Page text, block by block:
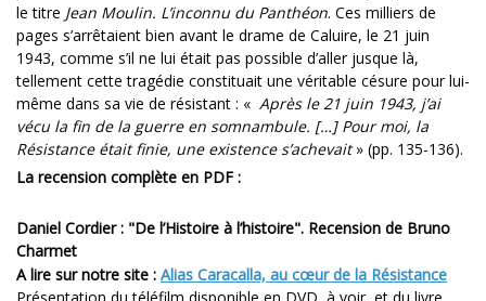
le titre Jean Moulin. L’inconnu du Panthéon. Ces milliers de
pages s’arrêtaient bien avant le drame de Caluire, le 21 juin
1943, comme s’il ne lui était pas possible d’aller jusque là,
tellement cette tragédie constituait une véritable césure pour lui-
même dans sa vie de résistant : « Après le 21 juin 1943, j’ai
vécu la fin de la guerre en somnambule. […] Pour moi, la
Résistance était finie, une existence s’achevait» (pp. 135-136).
La recension complète en PDF :
Daniel Cordier : "De l’Histoire à l’histoire". Recension de Bruno
Charmet
A lire sur notre site : Alias Caracalla, au cœur de la Résistance